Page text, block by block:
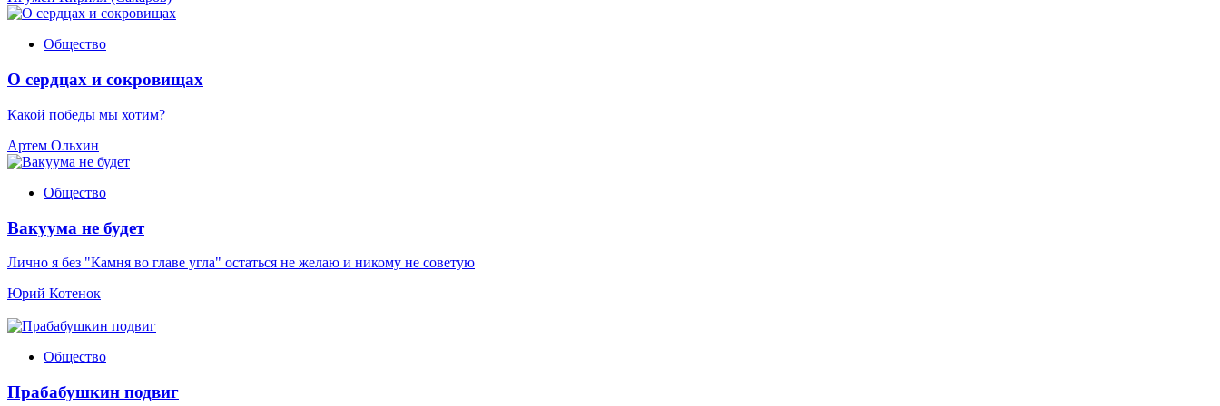
Общество
О сердцах и сокровищах
Какой победы мы хотим?
Артем Ольхин
Общество
Вакуума не будет
Лично я без "Камня во главе угла" остаться не желаю и никому не советую
Юрий Котенок
Общество
Прабабушкин подвиг